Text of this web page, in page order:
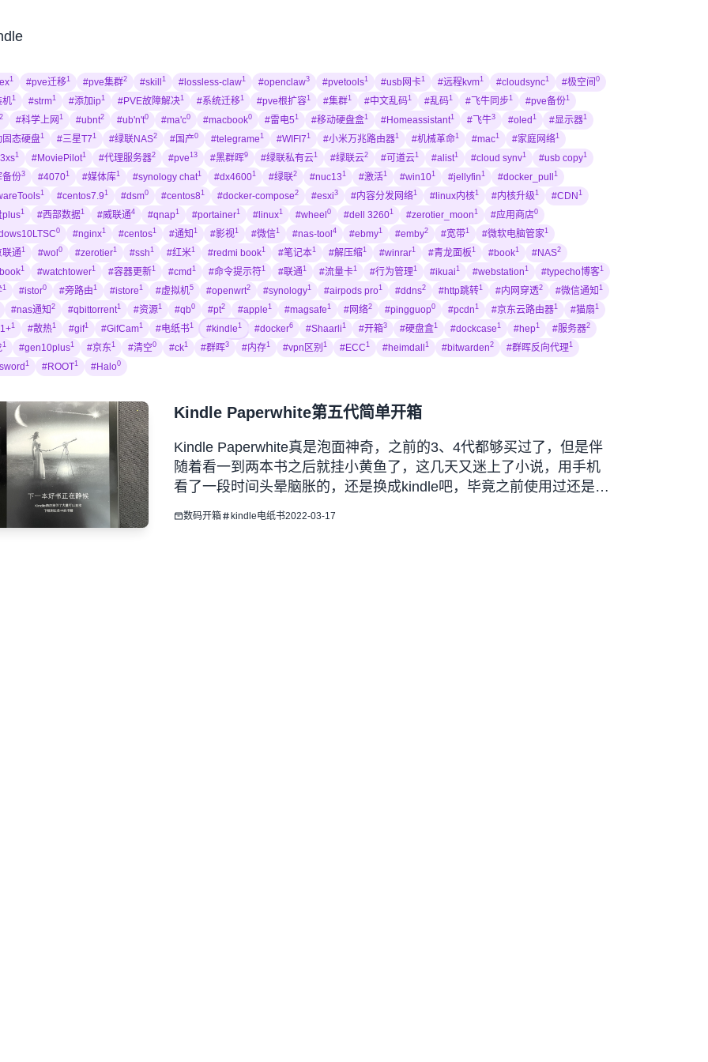
1 #pve迁移1 #pve集群2 #skill 1 #lossless-claw1 #openclaw3 #pvetools1 #usb网卡1 #远程kvm1 #cloudsync1 #极空间 0
机1 #strm1 #添加ip1 #PVE故障解决1 #系统迁移1 #pve根扩容1 #集群1 #中文乱码1 #乱码1 #飞牛同步1 #pve备份1
2 #科学上网 1 #ubnt2 #ub'n't0 #ma'c0 #macbook0 #雷电5 1 #移动硬盘盒1 #Homeassistant1 #飞牛3 #oled 1 #显示器1
固态硬盘1 #三星T7 1 #绿联NAS2 #国产0 #telegrame 1 #WIFI7 1 #小米万兆路由器1 #机械革命1 #mac1 #家庭网络1
1 #MoviePilot1 #代理服务器2 #pve 13 #黑群晖9 #绿联私有云1 #绿联云2 #可道云1 #alist1 #cloud synv1 #usb copy1
备份3 #40701 #媒体库1 #synology chat1 #dx46001 #绿联2 #nuc13 1 #激活1 #win101 #jellyfin 1 #docker_pull 1
1 #centos7.9 1 #dsm0 #centos81 #docker-compose2 #esxi3 #内容分发网络1 #linux内核1 #内核升级 1 #CDN 1
plus1 #西部数据1 #威联通4 #qnap1 #portainer1 #linux1 #wheel 0 #dell 32601 #zerotier_moon 1 #应用商店0
0 #nginx1 #centos1 #通知 1 #影视1 #微信1 #nas-tool 4 #ebmy1 #emby2 #宽带 1 #微软电脑管家1
联通1 #wol 0 #zerotier1 #ssh 1 #红米1 #redmi book1 #笔记本1 #解压缩1 #winrar1 #青龙面板 1 #book1 #NAS2
1 #watchtower1 #容器更新1 #cmd 1 #命令提示符1 #联通1 #流量卡1 #行为管理1 #ikuai 1 #webstation 1 #typecho博客1
1 #istor0 #旁路由 1 #istore 1 #虚拟机5 #openwrt2 #synology1 #airpods pro1 #ddns2 #http跳转1 #内网穿透2 #微信通知 1
#nas通知 2 #qbittorrent1 #资源1 #qb0 #pt2 #apple 1 #magsafe 1 #网络2 #pingguop0 #pcdn 1 #京东云路由器1 #猫扇 1
1 #散热1 #gif1 #GifCam1 #电纸书1 #kindle 1 #docker6 #Shaarli 1 #开箱3 #硬盘盒1 #dockcase 1 #hep1 #服务器2
1 #gen10plus1 #京东 1 #清空0 #ck1 #群晖3 #内存1 #vpn区别 1 #ECC 1 #heimdall 1 #bitwarden2 #群晖反向代理1
1 #ROOT1 #Halo0
Kindle Paperwhite第五代简单开箱
Kindle Paperwhite真是泡面神奇，之前的3、4代都够买过了，但是伴
随着看一到两本书之后就挂小黄鱼了，这几天又迷上了小说，用手机
看了一段时间头晕脑胀的，还是换成kindle吧，毕竟之前使用过还是可
以的，本来是想买个最便宜的，先看了小米的阅读器599，从小黄鱼上
数码开箱 kindle电纸书2022-03-17